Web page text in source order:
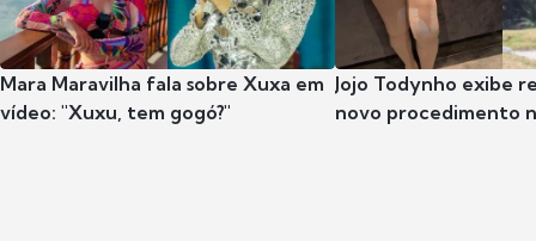
Mara Maravilha fala sobre Xuxa em
vídeo: "Xuxu, tem gogó?"
Jojo Todynho exibe
novo procedimento